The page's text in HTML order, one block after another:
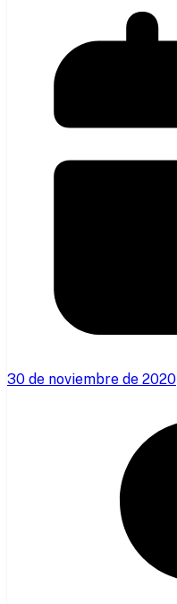
30 de noviembre de 2020